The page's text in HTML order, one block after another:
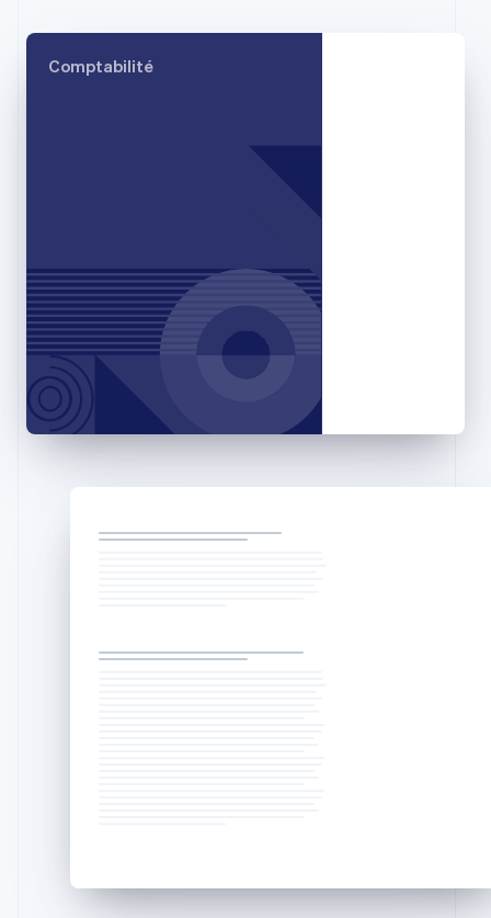
Comptabilité
Espagne
FrançaisEnglish
Gibraltar
English
Grèce
Inde
ItalianoEnglish
Liechtenstein